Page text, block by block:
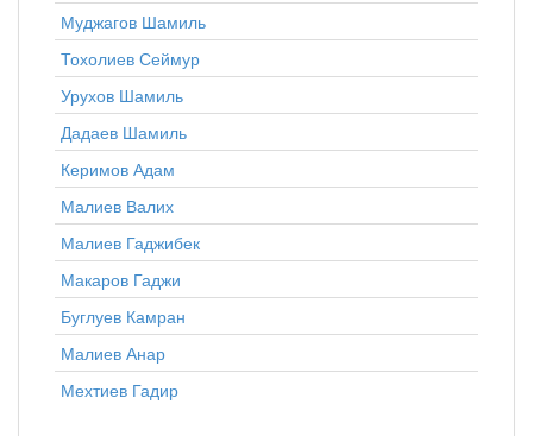
Муджагов Шамиль
Тохолиев Сеймур
Урухов Шамиль
Дадаев Шамиль
Керимов Адам
Малиев Валих
Малиев Гаджибек
Макаров Гаджи
Буглуев Камран
Малиев Анар
Мехтиев Гадир